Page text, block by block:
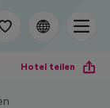
Hotel teilen